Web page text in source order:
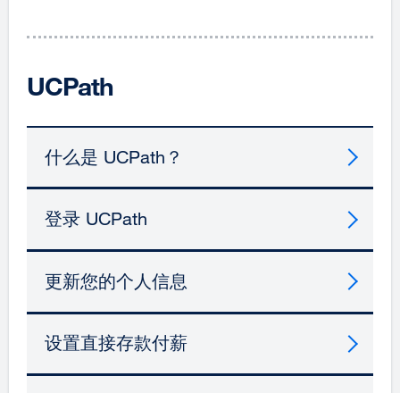
UCPath
什么是 UCPath？
登录 UCPath
更新您的个人信息
设置直接存款付薪